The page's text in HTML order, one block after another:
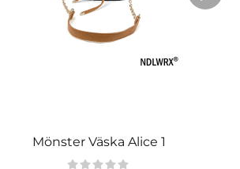
Mönster Väska Alice 1